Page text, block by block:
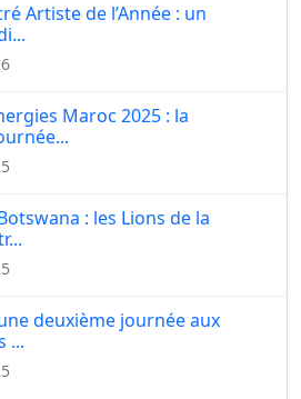
Artiste de l’Année : un
Maroc 2025 : la
: les Lions de la
deuxième journée aux
...